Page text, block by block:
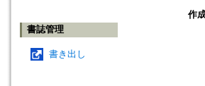
書誌管理
書き出し
作